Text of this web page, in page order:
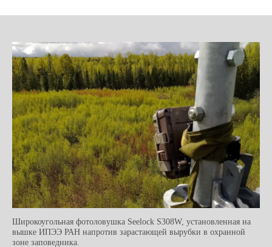
Широкоугольная фотоловушка Seelock S308W, установленная на
вышке ИПЭЭ РАН напротив зарастающей вырубки в охранной
зоне заповедника.